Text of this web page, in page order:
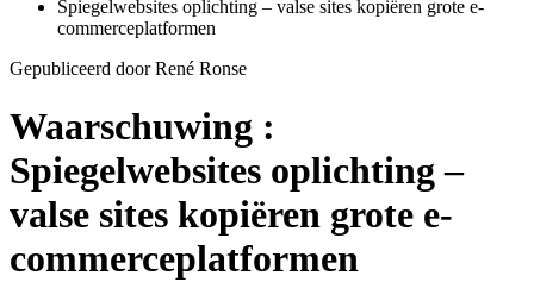
Spiegelwebsites oplichting – valse sites kopiëren grote e-
commerceplatformen
Gepubliceerd door René Ronse
Waarschuwing :
Spiegelwebsites oplichting –
valse sites kopiëren grote e-
commerceplatformen